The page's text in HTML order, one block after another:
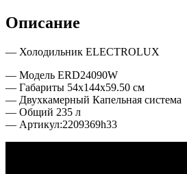
Описание
— Холодильник ELECTROLUX
— Модель ERD24090W
— Габариты 54х144х59.50 см
— Двухкамерный Капельная система
— Общий 235 л
— Артикул:2209369h33